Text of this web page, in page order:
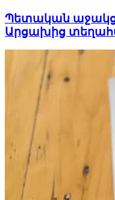
Պետական
Արցախից